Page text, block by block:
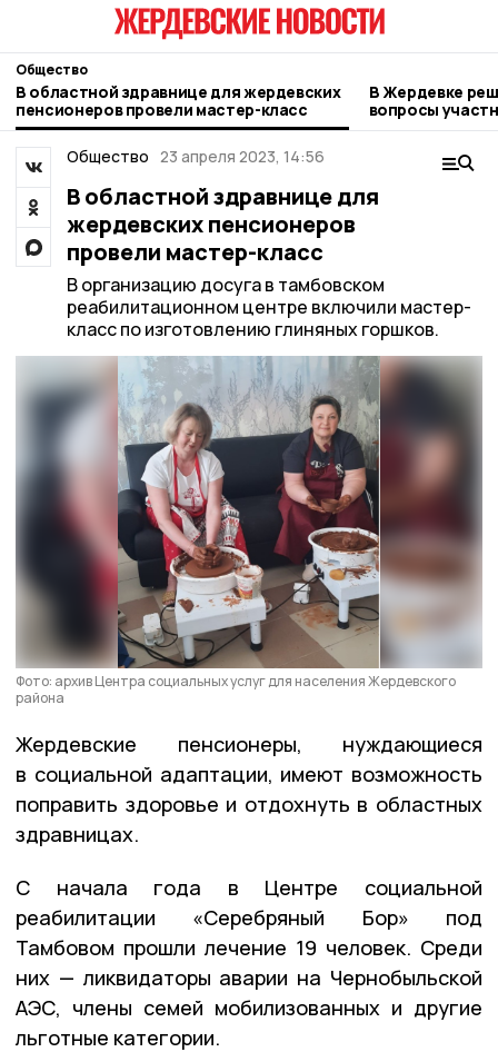
Общество
В областной здравнице для жердевских
пенсионеров провели мастер-класс
В Жердевке
вопросы
Общество 23 апреля 2023, 14:56
В областной здравнице для
жердевских пенсионеров
провели мастер-класс
В организацию досуга в тамбовском
реабилитационном центре включили мастер-
класс по изготовлению глиняных горшков.
Фото: архив Центра социальных услуг для населения Жердевского
района
Жердевские пенсионеры, нуждающиеся
в социальной адаптации, имеют возможность
поправить здоровье и отдохнуть в областных
здравницах.
С начала года в Центре социальной
реабилитации «Серебряный Бор» под
Тамбовом прошли лечение 19 человек. Среди
них — ликвидаторы аварии на Чернобыльской
АЭС, члены семей мобилизованных и другие
льготные категории.